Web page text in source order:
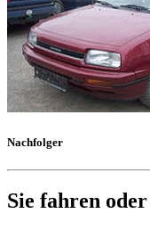
Nachfolger
Sie fahren